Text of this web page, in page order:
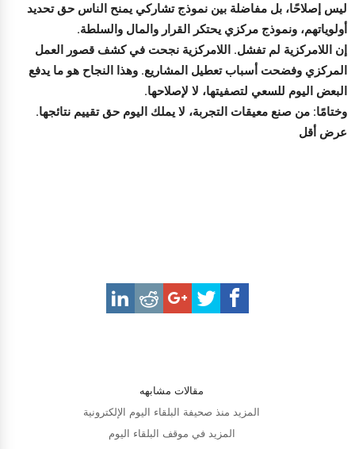
ليس إصلاحًا، بل مفاضلة بين نموذج تشاركي يمنح الناس حق تحديد
أولوياتهم، ونموذج مركزي يحتكر القرار والمال والسلطة.
إن اللامركزية لم تفشل. اللامركزية نجحت في كشف قصور العمل
المركزي وفضحت أسباب تعطيل المشاريع. وهذا النجاح هو ما يدفع
البعض اليوم للسعي لتصفيتها، لا لإصلاحها.
وختامًا: من صنع معيقات التجربة، لا يملك اليوم حق تقييم نتائجها.
عرض أقل
مقالات مشابهه
المزيد منذ صحيفة البلقاء اليوم الإلكترونية
المزيد في موقف البلقاء اليوم